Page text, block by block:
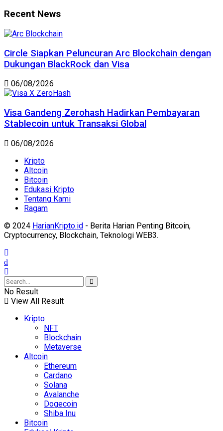
Recent News
Circle Siapkan Peluncuran Arc Blockchain dengan
Dukungan BlackRock dan Visa
06/08/2026
Visa Gandeng Zerohash Hadirkan Pembayaran
Stablecoin untuk Transaksi Global
06/08/2026
Kripto
Altcoin
Bitcoin
Edukasi Kripto
Tentang Kami
Ragam
© 2024 HarianKripto.id - Berita Harian Penting Bitcoin,
Cryptocurrency, Blockchain, Teknologi WEB3.
No Result
View All Result
Kripto
NFT
Blockchain
Metaverse
Altcoin
Ethereum
Cardano
Solana
Avalanche
Dogecoin
Shiba Inu
Bitcoin